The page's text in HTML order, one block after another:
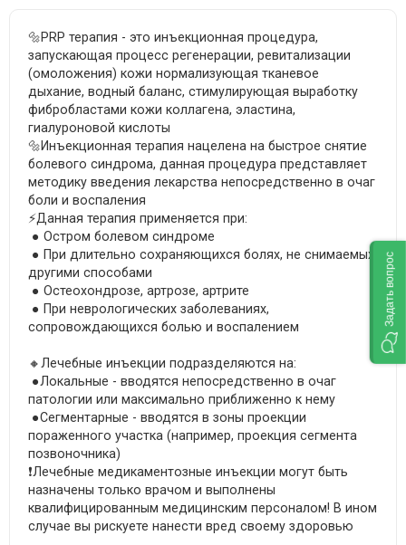
🔩PRP терапия - это инъекционная процедура,
запускающая процесс регенерации, ревитализации
(омоложения) кожи нормализующая тканевое
дыхание, водный баланс, стимулирующая выработку
фибробластами кожи коллагена, эластина,
гиалуроновой кислоты
🔩Инъекционная терапия нацелена на быстрое снятие
болевого синдрома, данная процедура представляет
методику введения лекарства непосредственно в очаг
боли и воспаления
⚡️Данная терапия применяется при:
● Остром болевом синдроме
● При длительно сохраняющихся болях, не снимаемых
другими способами
● Остеохондрозе, артрозе, артрите
● При неврологических заболеваниях,
сопровождающихся болью и воспалением
🔸Лечебные инъекции подразделяются на:
●Локальные - вводятся непосредственно в очаг
патологии или максимально приближенно к нему
●Cегментарные - вводятся в зоны проекции
пораженного участка (например, проекция сегмента
позвоночника)
❗️Лечебные медикаментозные инъекции могут быть
назначены только врачом и выполнены
квалифицированным медицинским персоналом! В ином
случае вы рискуете нанести вред своему здоровью
Задать вопрос